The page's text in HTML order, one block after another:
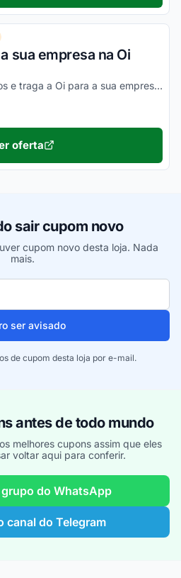
sua empresa na Oi
Aproveite esses descontos e traga a Oi para a sua empresa. Confira e aproveite agora!
oferta
sair cupom novo
cupom novo desta loja. Nada
mais.
ser avisado
de cupom desta loja por e-mail.
antes de todo mundo
melhores cupons assim que eles
voltar aqui para conferir.
do WhatsApp
canal do Telegram